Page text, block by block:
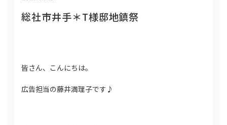
総社市井手＊T様邸地鎮祭
皆さん、こんにちは。
広告担当の藤井満理子です♪